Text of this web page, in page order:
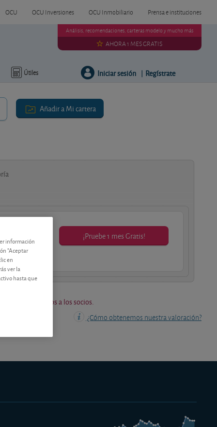
OCU OCU Inversiones OCU Inmobiliario Prensa e instituciones
Útiles
Análisis, recomendaciones, carteras modelo y mucho más
AHORA 1 MES GRATIS
Iniciar sesión | Regístrate
Añadir a Mi cartera
socios.
¡Pruebe 1 mes Gratis!
están reservados a los socios.
¿Cómo obtenemos nuestra valoración?
información
"Aceptar
en
ver la
hasta que